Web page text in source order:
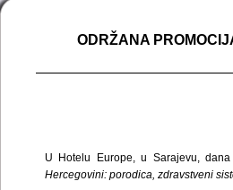
ODRŽANA
U Hotelu Europe, u Sarajevu,
Hercegovini: porodica, zdravstveni